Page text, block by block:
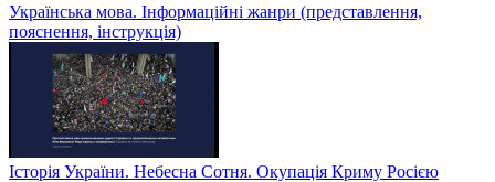
Українська мова. Інформаційні жанри (представлення,
пояснення, інструкція)
Історія України. Небесна Сотня. Окупація Криму Росією